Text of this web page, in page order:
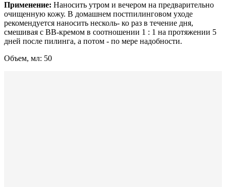
Применение: Наносить утром и вечером на предварительно
очищенную кожу. В домашнем постпилинговом уходе
рекомендуется наносить несколь- ко раз в течение дня,
смешивая с BB-кремом в соотношении 1 : 1 на протяжении 5
дней после пилинга, а потом - по мере надобности.
Объем, мл: 50